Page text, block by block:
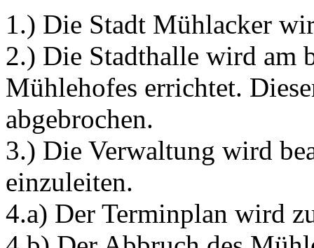
1.) Die Stadt Mühlacker
2.) Die Stadthalle wird am
Mühlehofes errichtet.
abgebrochen.
3.) Die Verwaltung wird
einzuleiten.
4.a) Der Terminplan wird